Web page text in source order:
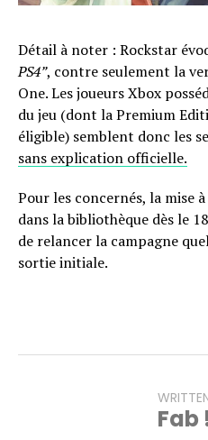
Détail à noter : Rockstar
PS4”, contre seulement la
One. Les joueurs Xbox
du jeu (dont la Premium
éligible) semblent donc les
sans explication officielle.
Pour les concernés, la mise
dans la bibliothèque dès le
de relancer la campagne
sortie initiale.
Fab